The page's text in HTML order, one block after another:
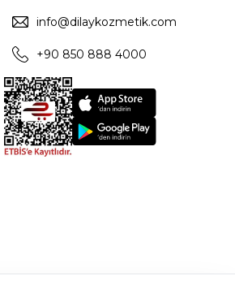
info@dilaykozmetik.com
+90 850 888 4000